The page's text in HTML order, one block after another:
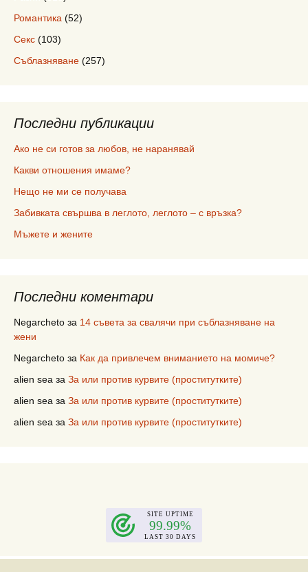
Романтика (52)
Секс (103)
Съблазняване (257)
Последни публикации
Ако не си готов за любов, не наранявай
Какви отношения имаме?
Нещо не ми се получава
Забивката свършва в леглото, леглото – с връзка?
Мъжете и жените
Последни коментари
Negarcheto за 14 съвета за свалячи при съблазняване на
жени
Negarcheto за Как да привлечем вниманието на момиче?
alien sea за За или против курвите (проститутките)
alien sea за За или против курвите (проститутките)
alien sea за За или против курвите (проститутките)